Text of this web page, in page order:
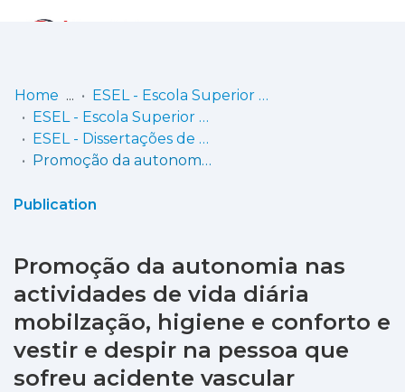
Communities
& Collections
Statistics
Home
ESEL - Escola Superior de Enfermagem de Lisboa
ESEL - Escola Superior de Enfermagem de Lisboa
ESEL - Dissertações de Mestrado
Promoção da autonomia nas actividades de vida diária mobilzação, higiene e conforto e vestir e despir na pessoa que sofreu acidente vascular cerebral
Publication
Promoção da autonomia nas
actividades de vida diária
mobilzação, higiene e conforto e
vestir e despir na pessoa que
sofreu acidente vascular